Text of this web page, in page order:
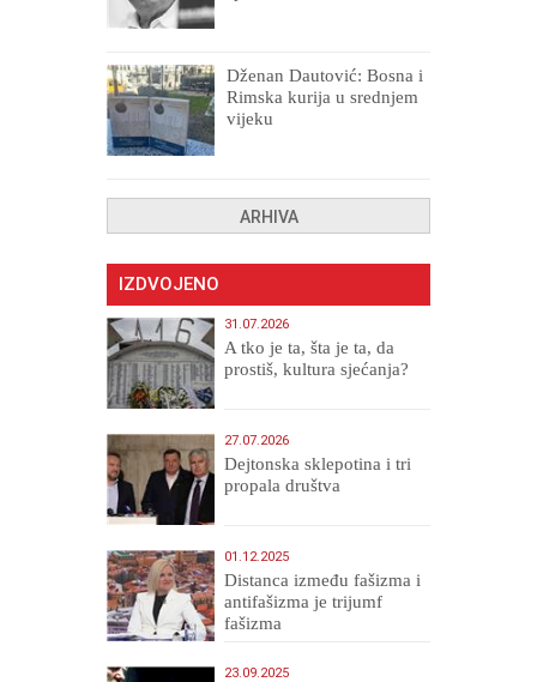
Dženan Dautović: Bosna i
Rimska kurija u srednjem
vijeku
ARHIVA
IZDVOJENO
31.07.2026
A tko je ta, šta je ta, da
prostiš, kultura sjećanja?
27.07.2026
Dejtonska sklepotina i tri
propala društva
01.12.2025
Distanca između fašizma i
antifašizma je trijumf
fašizma
23.09.2025